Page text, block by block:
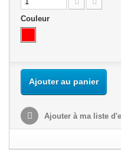
Couleur
Ajouter au panier
Ajouter à ma liste